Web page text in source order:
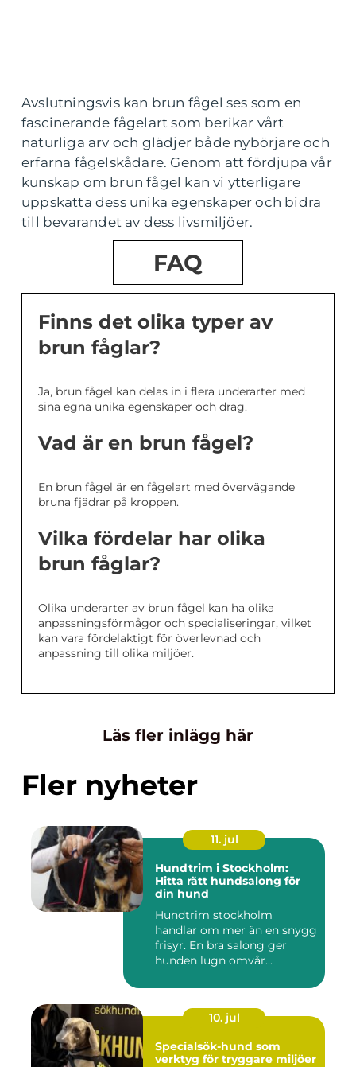
Avslutningsvis kan brun fågel ses som en
fascinerande fågelart som berikar vårt
naturliga arv och glädjer både nybörjare och
erfarna fågelskådare. Genom att fördjupa vår
kunskap om brun fågel kan vi ytterligare
uppskatta dess unika egenskaper och bidra
till bevarandet av dess livsmiljöer.
FAQ
Finns det olika typer av
brun fåglar?
Ja, brun fågel kan delas in i flera underarter med
sina egna unika egenskaper och drag.
Vad är en brun fågel?
En brun fågel är en fågelart med övervägande
bruna fjädrar på kroppen.
Vilka fördelar har olika
brun fåglar?
Olika underarter av brun fågel kan ha olika
anpassningsförmågor och specialiseringar, vilket
kan vara fördelaktigt för överlevnad och
anpassning till olika miljöer.
Läs fler inlägg här
Fler nyheter
11. jul
Hundtrim i Stockholm:
Hitta rätt hundsalong för
din hund
Hundtrim stockholm
handlar om mer än en snygg
frisyr. En bra salong ger
hunden lugn omvår...
10. jul
Specialsök-hund som
verktyg för tryggare miljöer